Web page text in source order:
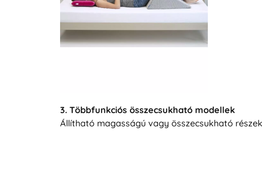
3. Többfunkciós összecsukható modellek
Állítható magasságú vagy összecsukható